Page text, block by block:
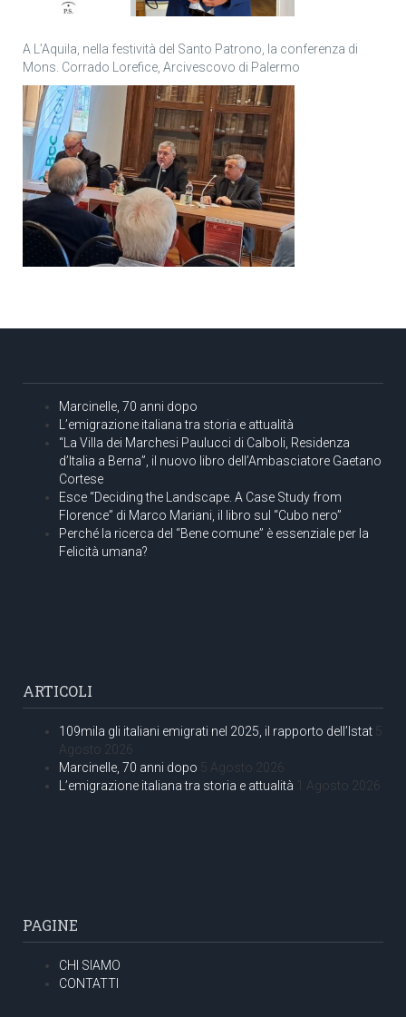
A L’Aquila, nella festività del Santo Patrono, la conferenza di
Mons. Corrado Lorefice, Arcivescovo di Palermo
Marcinelle, 70 anni dopo
L’emigrazione italiana tra storia e attualità
“La Villa dei Marchesi Paulucci di Calboli, Residenza
d’Italia a Berna”, il nuovo libro dell’Ambasciatore Gaetano
Cortese
Esce “Deciding the Landscape. A Case Study from
Florence” di Marco Mariani, il libro sul “Cubo nero”
Perché la ricerca del “Bene comune” è essenziale per la
Felicità umana?
ARTICOLI
109mila gli italiani emigrati nel 2025, il rapporto dell’Istat 5
Agosto 2026
Marcinelle, 70 anni dopo 5 Agosto 2026
L’emigrazione italiana tra storia e attualità 1 Agosto 2026
PAGINE
CHI SIAMO
CONTATTI